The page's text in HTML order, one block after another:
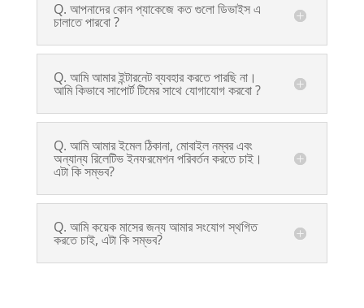
Q. আপনাদের কোন প্যাকেজে কত গুলো ডিভাইস এ
চালাতে পারবো ?
Q. আমি আমার ইন্টারনেট ব্যবহার করতে পারছি না।
আমি কিভাবে সাপোর্ট টিমের সাথে যোগাযোগ করবো ?
Q. আমি আমার ইমেল ঠিকানা, মোবাইল নম্বর এবং
অন্যান্য রিলেটিভ ইনফরমেশন পরিবর্তন করতে চাই।
এটা কি সম্ভব?
Q. আমি কয়েক মাসের জন্য আমার সংযোগ স্থগিত
করতে চাই, এটা কি সম্ভব?